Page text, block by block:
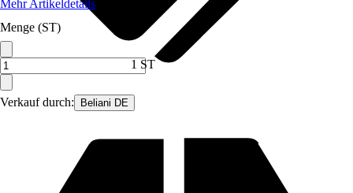
Verkauf durch: Beliani DE
Mehr Artikeldetails
Menge (ST)
1 ST